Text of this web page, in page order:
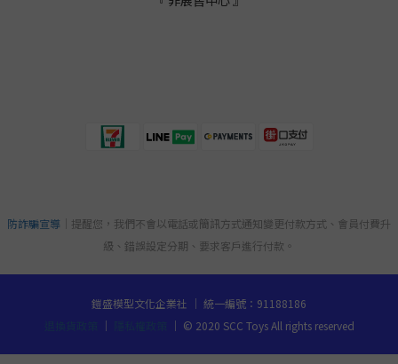
防詐騙宣導 ｜提醒您，我們不會以電話或簡訊方式通知變更付款方式、會員付費升
級、錯誤設定分期、要求客戶進行付款。
鎧盛模型文化企業社 ｜ 統一編號：91188186
｜ ｜ © 2020 SCC Toys All rights reserved